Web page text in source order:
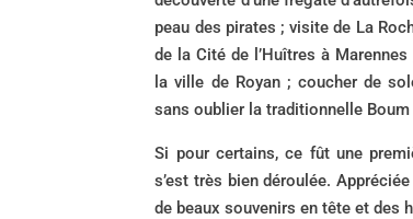
peau des pirates ; visite de La
de la Cité de l’Huîtres à
la ville de Royan ; coucher de
sans oublier la traditionnelle
Si pour certains, ce fût une
s’est très bien déroulée.
de beaux souvenirs en tête et des